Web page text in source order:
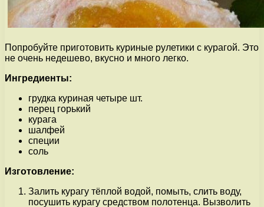
Попробуйте приготовить куриные рулетики с курагой. Это
не очень недешево, вкусно и много легко.
Ингредиенты:
грудка куриная четыре шт.
перец горький
курага
шалфей
специи
соль
Изготовление:
Залить курагу тёплой водой, помыть, слить воду,
посушить курагу средством полотенца. Вызволить